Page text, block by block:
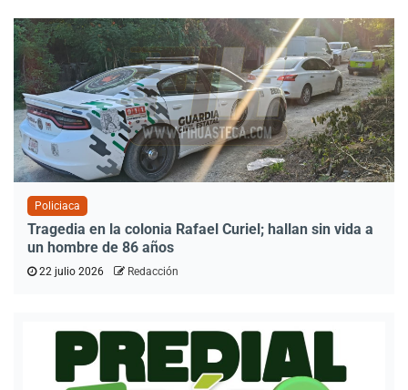
Policiaca
Tragedia en la colonia Rafael Curiel; hallan sin vida a
un hombre de 86 años
22 julio 2026 Redacción